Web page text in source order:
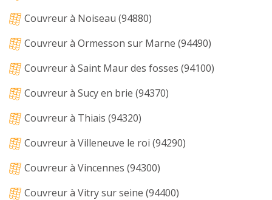
Couvreur à Noiseau (94880)
Couvreur à Ormesson sur Marne (94490)
Couvreur à Saint Maur des fosses (94100)
Couvreur à Sucy en brie (94370)
Couvreur à Thiais (94320)
Couvreur à Villeneuve le roi (94290)
Couvreur à Vincennes (94300)
Couvreur à Vitry sur seine (94400)